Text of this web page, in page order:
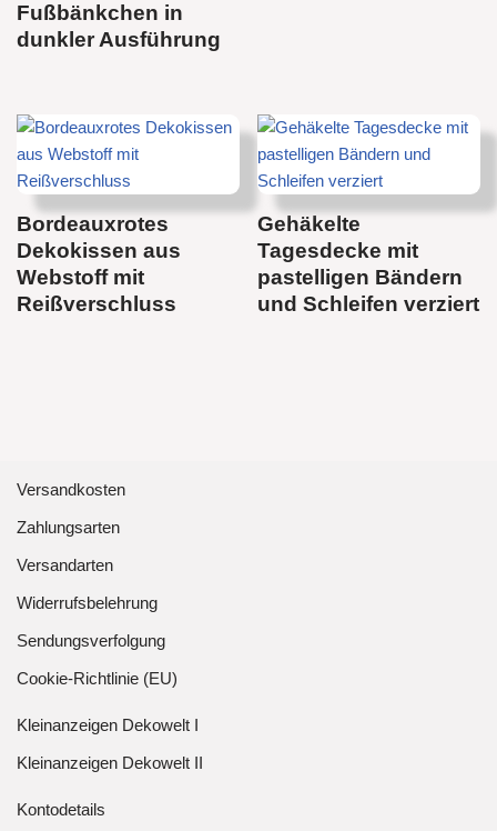
Fußbänkchen in
dunkler Ausführung
Bordeauxrotes
Dekokissen aus
Webstoff mit
Reißverschluss
Gehäkelte
Tagesdecke mit
pastelligen Bändern
und Schleifen verziert
Versandkosten
Zahlungsarten
Versandarten
Widerrufsbelehrung
Sendungsverfolgung
Cookie-Richtlinie (EU)
Kleinanzeigen Dekowelt I
Kleinanzeigen Dekowelt II
Kontodetails